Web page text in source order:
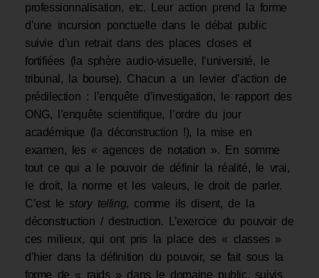
professionnalisation, etc. Leur action prend la forme
d’une incursion ponctuelle dans le débat public
suivie d’un retrait dans des places closes et
fortifiées (la sphère audio-visuelle, l’université, le
tribunal, la bourse). Chacun a un levier d’action de
prédilection : l’enquête d’investigation, le rapport des
ONG, l’enquête scientifique, l’ordre du jour
académique (la déconstruction !), la mise en
examen, les « agences de notation ». En somme
tout ce qui a le pouvoir de définir la réalité, le vrai,
le droit, la norme et les valeurs, le droit de parler.
C’est lestory telling, comme ils disent, de la
déconstruction / destruction. L’exercice du pouvoir de
ces milieux, qui ont pris la place des « classes »
d’hier dans la définition du pouvoir, se fait sous la
forme de « raids » dans le domaine public, suivis